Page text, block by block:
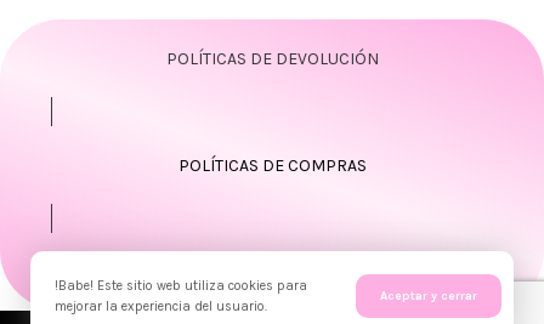
POLÍTICAS DE DEVOLUCIÓN
POLÍTICAS DE COMPRAS
!Babe! Este sitio web utiliza cookies para
mejorar la experiencia del usuario.
Aceptar y cerrar